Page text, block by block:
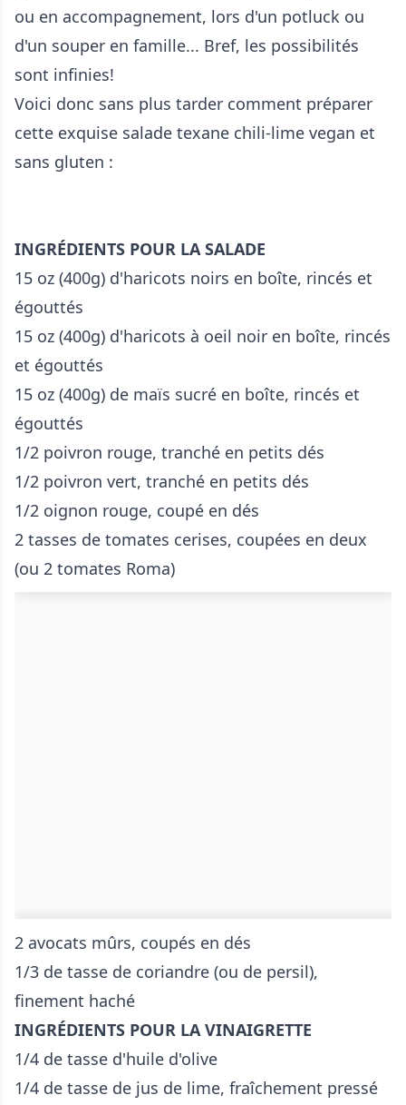
ou en accompagnement, lors d'un potluck ou
d'un souper en famille... Bref, les possibilités
sont infinies!
Voici donc sans plus tarder comment préparer
cette exquise salade texane chili-lime vegan et
sans gluten :
INGRÉDIENTS POUR LA SALADE
15 oz (400g) d'haricots noirs en boîte, rincés et
égouttés
15 oz (400g) d'haricots à oeil noir en boîte, rincés
et égouttés
15 oz (400g) de maïs sucré en boîte, rincés et
égouttés
1/2 poivron rouge, tranché en petits dés
1/2 poivron vert, tranché en petits dés
1/2 oignon rouge, coupé en dés
2 tasses de tomates cerises, coupées en deux
(ou 2 tomates Roma)
2 avocats mûrs, coupés en dés
1/3 de tasse de coriandre (ou de persil),
finement haché
INGRÉDIENTS POUR LA VINAIGRETTE
1/4 de tasse d'huile d'olive
1/4 de tasse de jus de lime, fraîchement pressé